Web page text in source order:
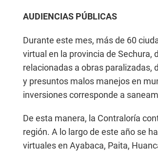
AUDIENCIAS PÚBLICAS
Durante este mes, más de 60
virtual en la provincia de Sechura,
relacionadas a obras paralizadas,
y presuntos malos manejos en
inversiones corresponde a
De esta manera, la Contraloría
región. A lo largo de este año se
virtuales en Ayabaca, Paita,